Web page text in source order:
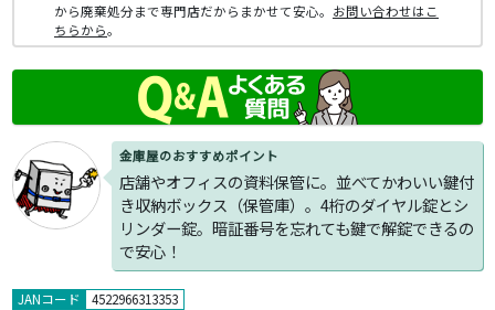
金庫屋のおすすめポイント
店舗やオフィスの資料保管に。並べてかわいい鍵付
き収納ボックス（保管庫）。4桁のダイヤル錠とシ
リンダー錠。暗証番号を忘れても鍵で解錠できるの
で安心！
JANコード 4522966313353
から廃棄処分まで専門店だからまかせて安心。 お問い合わせはこ
ちらから。